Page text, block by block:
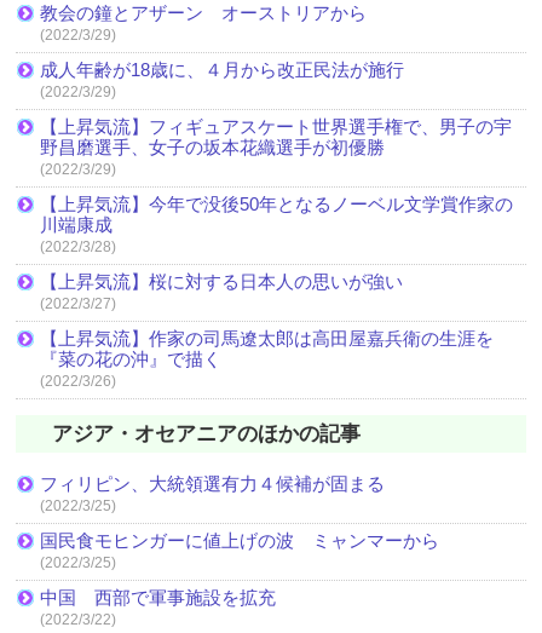
教会の鐘とアザーン オーストリアから
(2022/3/29)
成人年齢が18歳に、４月から改正民法が施行
(2022/3/29)
【上昇気流】フィギュアスケート世界選手権で、男子の宇
野昌磨選手、女子の坂本花織選手が初優勝
(2022/3/29)
【上昇気流】今年で没後50年となるノーベル文学賞作家の
川端康成
(2022/3/28)
【上昇気流】桜に対する日本人の思いが強い
(2022/3/27)
【上昇気流】作家の司馬遼太郎は高田屋嘉兵衛の生涯を
『菜の花の沖』で描く
(2022/3/26)
アジア・オセアニアのほかの記事
フィリピン、大統領選有力４候補が固まる
(2022/3/25)
国民食モヒンガーに値上げの波 ミャンマーから
(2022/3/25)
中国 西部で軍事施設を拡充
(2022/3/22)